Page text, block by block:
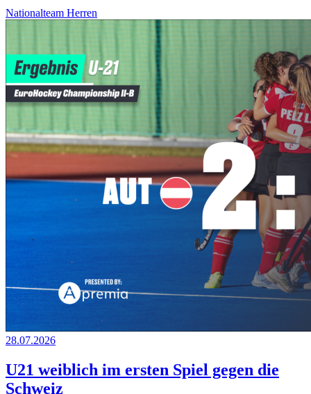
Nationalteam Herren
28.07.2026
U21 weiblich im ersten Spiel gegen die
Schweiz